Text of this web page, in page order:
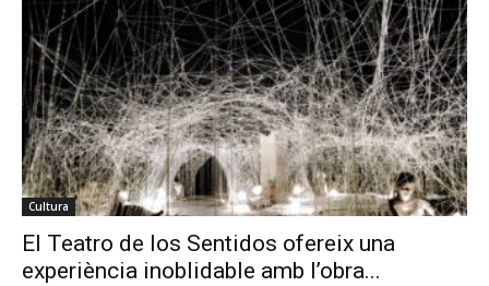
Cultura
El Teatro de los Sentidos ofereix una
experiència inoblidable amb l’obra...